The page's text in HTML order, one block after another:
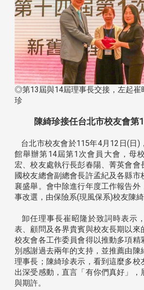
◎第13屆與14屆理事長交接，左起崔
珍
陳綺珍接任台北市校友會第
台北市校友會於115年4月12日(日)
館舉辦第14屆第1次會員大會，母
宏、校友處執行長彭春陽、菁英會會
國校友總會副總會長許孟紀及各縣市
襄盛舉。會中除進行年度工作報告外
事改選，由保險系(現風保系)校友陳綺
卸任理事長崔昭隆於致詞時表示
表、顧問及各界貴賓與校友長期以來
校友會各工作委員會得以推動多項精
別感謝過去兩年的支持，並推薦由陳
理事長；陳綺珍表示，看到這麼多校
出深受感動，直言「有你們真好」，
與期許。